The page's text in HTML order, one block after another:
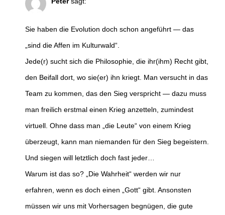
Sie haben die Evolution doch schon angeführt — das
„sind die Affen im Kulturwald“.
Jede(r) sucht sich die Philosophie, die ihr(ihm) Recht gibt,
den Beifall dort, wo sie(er) ihn kriegt. Man versucht in das
Team zu kommen, das den Sieg verspricht — dazu muss
man freilich erstmal einen Krieg anzetteln, zumindest
virtuell. Ohne dass man „die Leute“ von einem Krieg
überzeugt, kann man niemanden für den Sieg begeistern.
Und siegen will letztlich doch fast jeder…
Warum ist das so? „Die Wahrheit“ werden wir nur
erfahren, wenn es doch einen „Gott“ gibt. Ansonsten
müssen wir uns mit Vorhersagen begnügen, die gute